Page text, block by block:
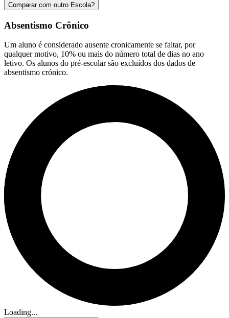
Comparar com outro Escola?
Absentismo Crônico
Um aluno é considerado ausente cronicamente se faltar, por
qualquer motivo, 10% ou mais do número total de dias no ano
letivo. Os alunos do pré-escolar são excluídos dos dados de
absentismo crónico.
Loading...